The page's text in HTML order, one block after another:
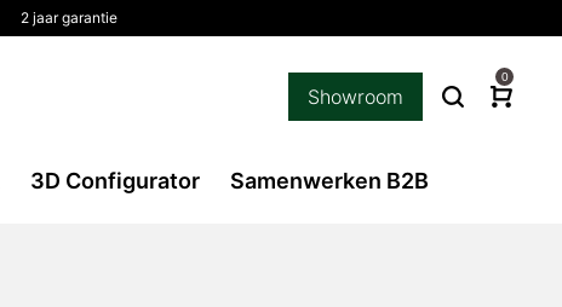
2 jaar garantie
Showroom
0
3D Configurator Samenwerken B2B